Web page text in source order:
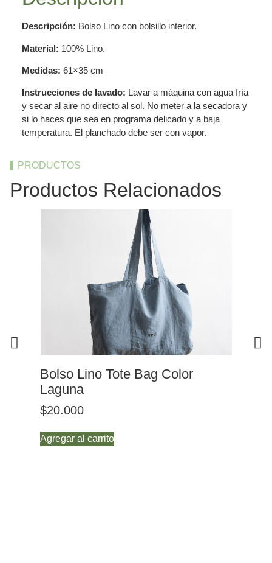
Descripción: Bolso Lino con bolsillo interior.
Material: 100% Lino.
Medidas: 61×35 cm
Instrucciones de lavado: Lavar a máquina con agua fría
y secar al aire no directo al sol. No meter a la secadora y
si lo haces que sea en programa delicado y a baja
temperatura. El planchado debe ser con vapor.
PRODUCTOS
Productos Relacionados
Bolso Lino Tote Bag Color
Laguna
$20.000
Agregar al carrito